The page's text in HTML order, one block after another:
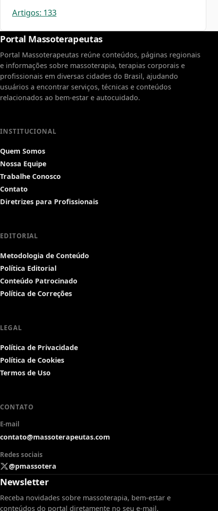
Artigos: 133
Portal Massoterapeutas
Portal Massoterapeutas reúne conteúdos, páginas regionais
e informações sobre massoterapia, terapias corporais e
profissionais em diversas cidades do Brasil, ajudando
usuários a encontrar serviços, técnicas e conteúdos
relacionados ao bem-estar e autocuidado.
INSTITUCIONAL
Quem Somos
Nossa Equipe
Trabalhe Conosco
Contato
Diretrizes para Profissionais
EDITORIAL
Metodologia de Conteúdo
Política Editorial
Conteúdo Patrocinado
Política de Correções
LEGAL
Política de Privacidade
Política de Cookies
Termos de Uso
CONTATO
E-mail
contato@massoterapeutas.com
Redes sociais
@pmassotera
Newsletter
Receba novidades sobre massoterapia, bem-estar e
conteúdos do portal diretamente no seu e-mail.